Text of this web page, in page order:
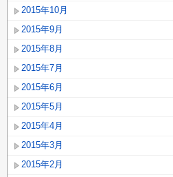
2015年10月
2015年9月
2015年8月
2015年7月
2015年6月
2015年5月
2015年4月
2015年3月
2015年2月